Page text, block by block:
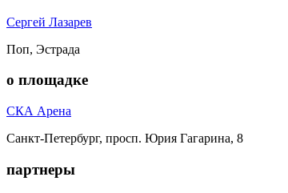
Сергей Лазарев
Поп, Эстрада
о площадке
СКА Арена
Санкт-Петербург, просп. Юрия Гагарина, 8
партнеры